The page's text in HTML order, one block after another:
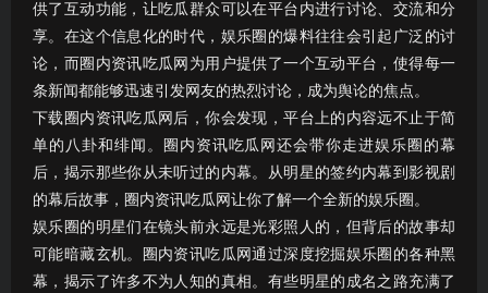
供了互动功能，让吃瓜群众可以在平台内进行讨论、交流和分
享。在这个信息化的时代，娱乐圈的爆料往往会引起广泛的讨
论，而圈内资讯吃瓜网为用户提供了一个互动平台，使得每一
条新闻都能够迅速引发网友的热烈讨论，成为舆论的焦点。
下载圈内资讯吃瓜网后，你会发现，平台上的内容远不止于简
单的八卦和绯闻。圈内资讯吃瓜网还会带你走进娱乐圈的幕
后，揭示那些你从未听过的内幕。从明星的签约内幕到影视剧
的幕后故事，圈内资讯吃瓜网让你了解一个全新的娱乐圈。
娱乐圈的明星们在镜头前永远是光彩照人的，但背后的故事却
可能暗藏玄机。圈内资讯吃瓜网通过深度挖掘娱乐圈的各种黑
幕，揭示了许多不为人知的真相。有些明星的成名之路充满了